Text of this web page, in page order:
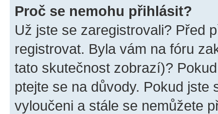
Proč se nemohu přihlásit?
Už jste se zaregistrovali? Před
registrovat. Byla vám na fóru
tato skutečnost zobrazí)?
ptejte se na důvody. Pokud jste
vyloučeni a stále se nemůžete